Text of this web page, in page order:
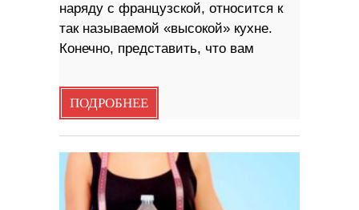
наряду с французской, относится к
так называемой «высокой» кухне.
Конечно, представить, что вам
ПОДРОБНЕЕ